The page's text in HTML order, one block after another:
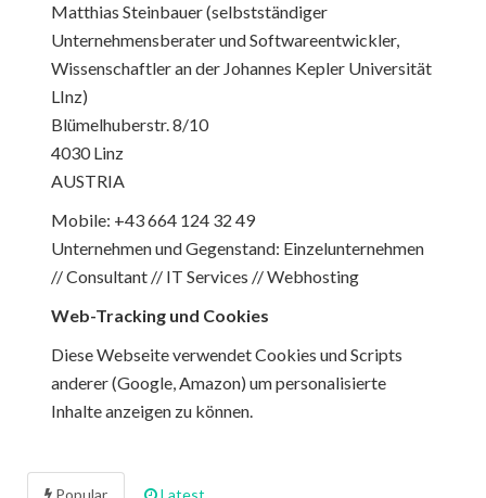
Matthias Steinbauer (selbstständiger
Unternehmensberater und Softwareentwickler,
Wissenschaftler an der Johannes Kepler Universität
LInz)
Blümelhuberstr. 8/10
4030 Linz
AUSTRIA
Mobile: +43 664 124 32 49
Unternehmen und Gegenstand: Einzelunternehmen
// Consultant // IT Services // Webhosting
Web-Tracking und Cookies
Diese Webseite verwendet Cookies und Scripts
anderer (Google, Amazon) um personalisierte
Inhalte anzeigen zu können.
Popular Latest